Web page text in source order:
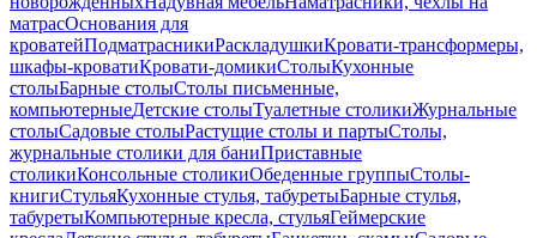
матрасОснования для
кроватейПодматрасникиРаскладушкиКровати-трансформеры,
шкафы-кроватиКровати-домикиСтолыКухонные
столыБарные столыСтолы письменные,
компьютерныеДетские столыТуалетные столикиЖурнальные
столыСадовые столыРастущие столы и партыСтолы,
журнальные столики для баниПриставные
столикиКонсольные столикиОбеденные группыСтолы-
книгиСтульяКухонные стулья, табуретыБарные стулья,
табуретыКомпьютерные кресла, стульяГеймерские